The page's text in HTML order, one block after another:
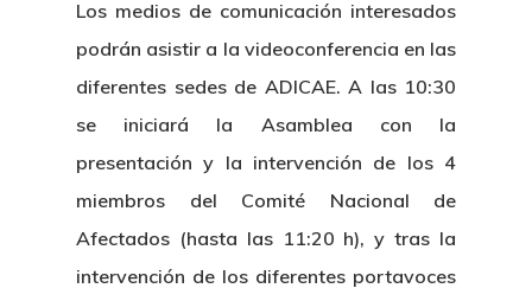
Los medios de comunicación interesados
podrán asistir a la videoconferencia en las
diferentes sedes de ADICAE. A las 10:30
se iniciará la Asamblea con la
presentación y la intervención de los 4
miembros del Comité Nacional de
Afectados (hasta las 11:20 h), y tras la
intervención de los diferentes portavoces